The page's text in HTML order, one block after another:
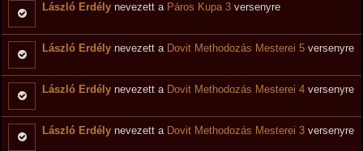
László Erdély nevezett a Páros Kupa 3 versenyre
László Erdély nevezett a Dovit Methodozás Mesterei 5 versenyre
László Erdély nevezett a Dovit Methodozás Mesterei 4 versenyre
László Erdély nevezett a Dovit Methodozás Mesterei 3 versenyre